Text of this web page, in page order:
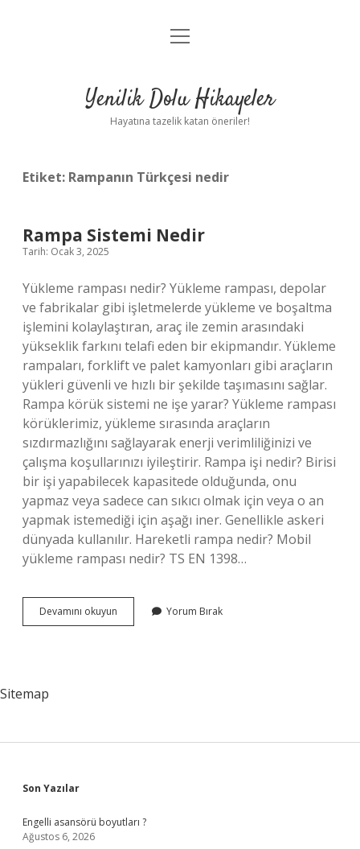
Anasayfa
Yasal Uyarı
menüyü
Yenilik Dolu Hikayeler
Hayatına tazelik katan öneriler!
Etiket: Rampanın Türkçesi nedir
Rampa Sistemi Nedir
Tarih: Ocak 3, 2025
Yükleme rampası nedir? Yükleme rampası, depolar
ve fabrikalar gibi işletmelerde yükleme ve boşaltma
işlemini kolaylaştıran, araç ile zemin arasındaki
yükseklik farkını telafi eden bir ekipmandır. Yükleme
rampaları, forklift ve palet kamyonları gibi araçların
yükleri güvenli ve hızlı bir şekilde taşımasını sağlar.
Rampa körük sistemi ne işe yarar? Yükleme rampası
körüklerimiz, yükleme sırasında araçların
sızdırmazlığını sağlayarak enerji verimliliğinizi ve
çalışma koşullarınızı iyileştirir. Rampa işi nedir? Birisi
bir işi yapabilecek kapasitede olduğunda, onu
yapmaz veya sadece can sıkıcı olmak için veya o an
yapmak istemediği için aşağı iner. Genellikle askeri
dünyada kullanılır. Hareketli rampa nedir? Mobil
yükleme rampası nedir? TS EN 1398…
Devamını okuyun
Sistemi
Yorum Bırak
Sitemap
Sidebar
Son Yazılar
Engelli asansörü boyutları ?
Ağustos 6, 2026